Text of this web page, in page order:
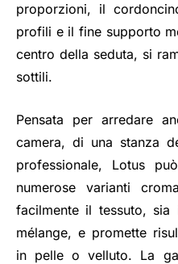
proporzioni, il
profili e il fine supporto
centro della seduta, si
sottili.
Pensata per arredare
camera, di una stanza
professionale, Lotus
numerose varianti
facilmente il tessuto,
mélange, e promette
in pelle o velluto. La